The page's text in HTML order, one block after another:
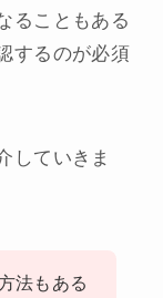
ることもある
するのが必須
していきま
法もある